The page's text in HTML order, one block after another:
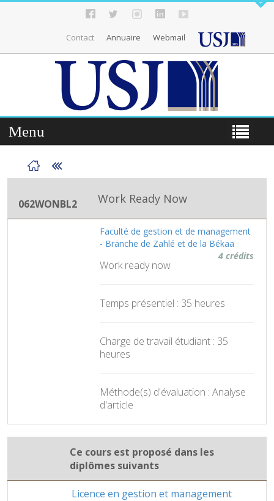
Contact Annuaire Webmail
Menu
062WONBL2 Work Ready Now
Faculté de gestion et de management
- Branche de Zahlé et de la Békaa
4 crédits
Work ready now
Temps présentiel : 35 heures
Charge de travail étudiant : 35
heures
Méthode(s) d'évaluation : Analyse
d'article
Ce cours est proposé dans les
diplômes suivants
Licence en gestion et management